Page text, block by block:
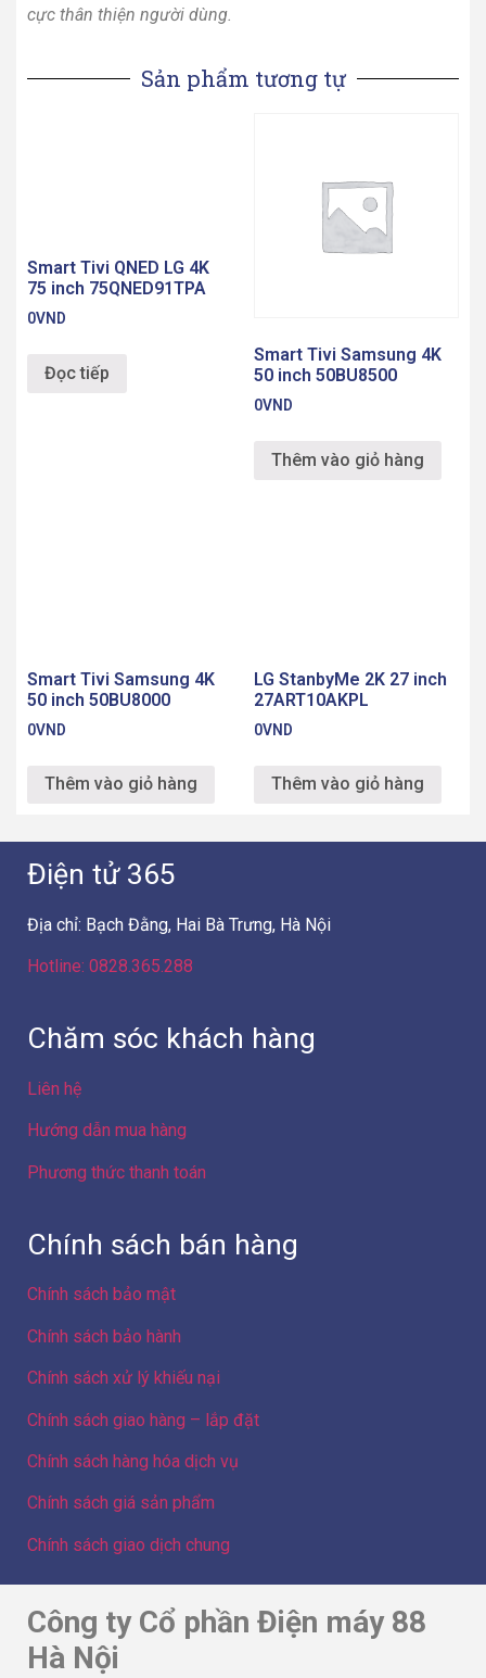
cực thân thiện người dùng.
Sản phẩm tương tự
Smart Tivi QNED LG 4K
75 inch 75QNED91TPA
0VND
Đọc tiếp
Smart Tivi Samsung 4K
50 inch 50BU8500
0VND
Thêm vào giỏ hàng
Smart Tivi Samsung 4K
50 inch 50BU8000
0VND
Thêm vào giỏ hàng
LG StanbyMe 2K 27 inch
27ART10AKPL
0VND
Thêm vào giỏ hàng
Điện tử 365
Địa chỉ: Bạch Đằng, Hai Bà Trưng, Hà Nội
Hotline: 0828.365.288
Chăm sóc khách hàng
Liên hệ
Hướng dẫn mua hàng
Phương thức thanh toán
Chính sách bán hàng
Chính sách bảo mật
Chính sách bảo hành
Chính sách xử lý khiếu nại
Chính sách giao hàng – lắp đặt
Chính sách hàng hóa dịch vụ
Chính sách giá sản phẩm
Chính sách giao dịch chung
Công ty Cổ phần Điện máy 88
Hà Nội